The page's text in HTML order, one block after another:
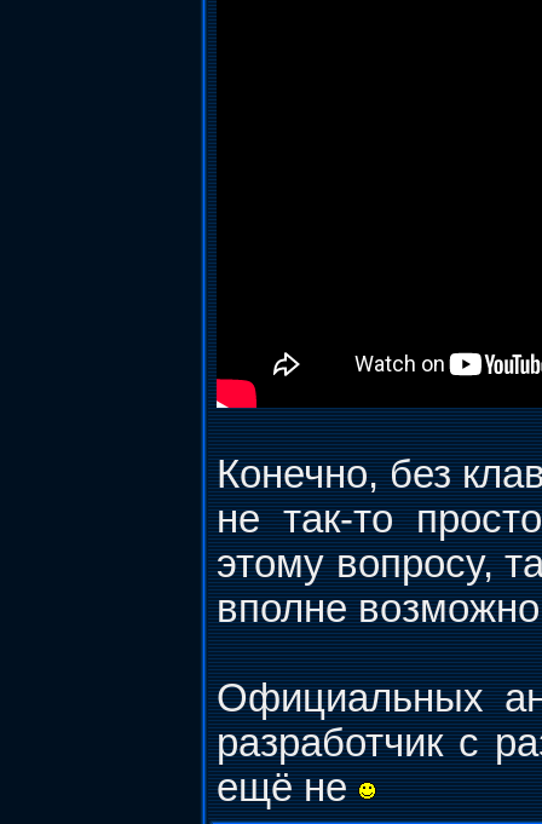
Конечно, без
не так-то
этому вопросу,
вполне
Официальных
разработчик с
ещё не